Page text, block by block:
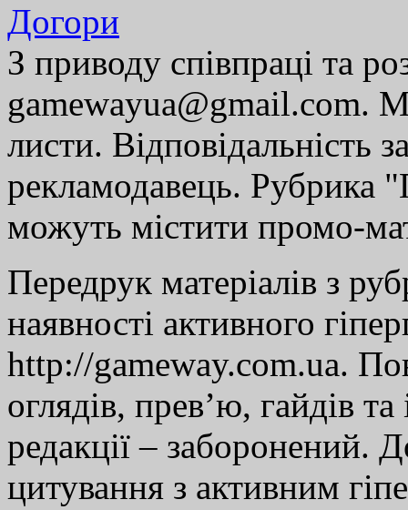
Догори
З приводу співпраці та
gamewayua@gmail.com.
листи. Відповідальність
рекламодавець. Рубрика
можуть містити промо-
Передрук матеріалів з
наявності активного
http://gameway.com.ua.
оглядів, прев’ю, гайдів
редакції – заборонений.
цитування з активним